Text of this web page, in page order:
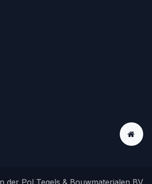
der Pol Tegels & Bouwmaterialen BV